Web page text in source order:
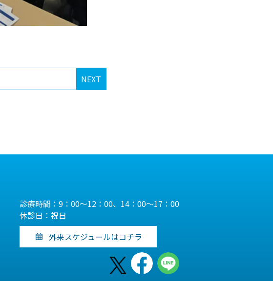
NEXT
診療時間：9：00～12：00、14：00～17：00
休診日：祝日
外来スケジュールはコチラ